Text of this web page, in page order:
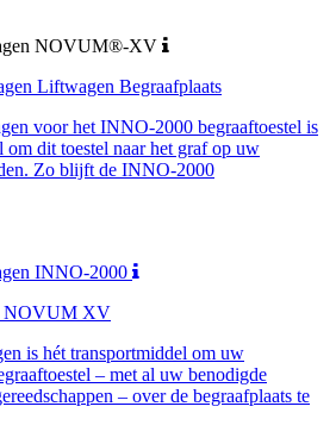
NOVUM®-XV
voor het INNO-2000 begraaftoestel is
om dit toestel naar het graf op uw
Zo blijft de INNO-2000
INNO-2000
is hét transportmiddel om uw
– met al uw benodigde
– over de begraafplaats te